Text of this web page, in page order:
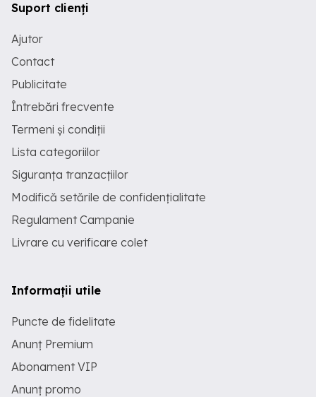
Suport clienți
Ajutor
Contact
Publicitate
Întrebări frecvente
Termeni și condiții
Lista categoriilor
Siguranța tranzacțiilor
Modifică setările de confidențialitate
Regulament Campanie
Livrare cu verificare colet
Informații utile
Puncte de fidelitate
Anunț Premium
Abonament VIP
Anunț promo